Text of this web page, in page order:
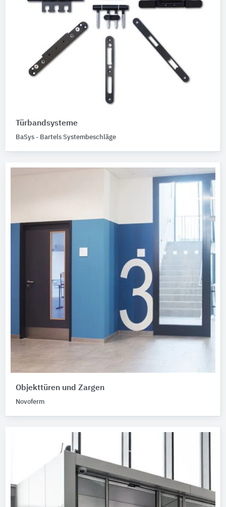
Türbandsysteme
BaSys - Bartels Systembeschläge
Objekttüren und Zargen
Novoferm